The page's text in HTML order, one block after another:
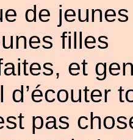
de
filles
et
d’écouter
pas